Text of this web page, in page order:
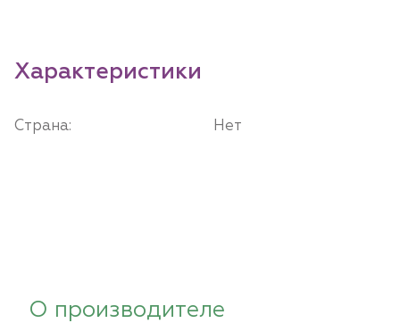
Характеристики
Страна: Нет
О производителе